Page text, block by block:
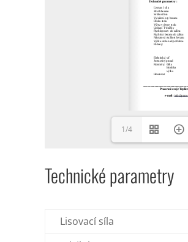
1/4
Technické parametry
Lisovací síla